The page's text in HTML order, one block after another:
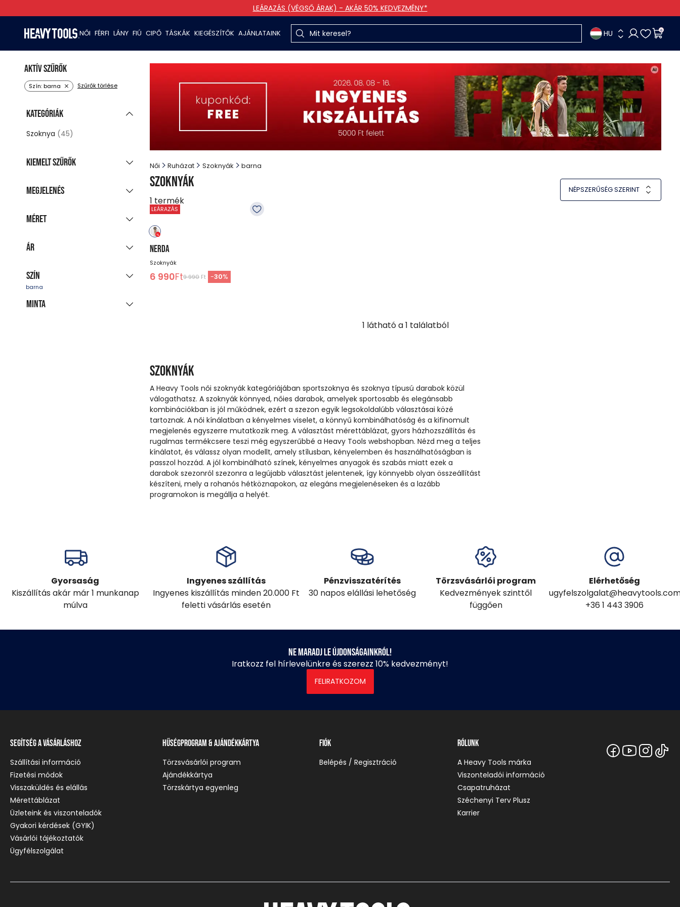
LEÁRAZÁS (VÉGSŐ ÁRAK) - AKÁR 50% KEDVEZMÉNY*
NŐI FÉRFI LÁNY FIÚ CIPŐ TÁSKÁK KIEGÉSZÍTŐK AJÁNLATAINK HU 0
Női Ruházat Szoknyák barna
Szoknyák
1 termék
NÉPSZERŰSÉG SZERINT
LEÁRAZÁS
NERDA
Szoknyák
6 990Ft9 990 Ft -30%
1 látható a1 találatból
Szoknyák
A Heavy Tools női szoknyák kategóriájában sportszoknya és szoknya típusú darabok közül
válogathatsz. A szoknyák könnyed, nőies darabok, amelyek sportosabb és elegánsabb
kombinációkban is jól működnek, ezért a szezon egyik legsokoldalúbb választásai közé
tartoznak. A női kínálatban a kényelmes viselet, a könnyű kombinálhatóság és a kifinomult
megjelenés egyszerre mutatkozik meg. A választást mérettáblázat, gyors házhozszállítás és
rugalmas termékcsere teszi még egyszerűbbé a Heavy Tools webshopban. Nézd meg a teljes
kínálatot, és válassz olyan modellt, amely stílusban, kényelemben és használhatóságban is
passzol hozzád. A jól kombinálható színek, kényelmes anyagok és szabás miatt ezek a
darabok szezonról szezonra a legújabb választást jelentenek, így könnyebb olyan összeállítást
készíteni, mely a rohanós hétköznapokon, az elegáns megjelenéseken és a lazább
programokon is megállja a helyét.
Aktív szűrők
Szín: barna Szűrők törlése
Kategóriák
Szoknya (45)
Kiemelt szűrők
Utolsó darabok
Megjelenés
megjelenítés
Méret
XS
Ár
Szín
kék
Minta
Gyorsaság
Kiszállítás akár már 1 munkanap
múlva
Ingyenes szállítás
Ingyenes kiszállítás minden 20.000 Ft
feletti vásárlás esetén
Pénzvisszatérítés
30 napos elállási lehetőség
Törzsvásárlói program
Kedvezmények szinttől
függően
Elérhetőség
+36 1 443 3906
Ne maradj le újdonságainkról!
Iratkozz fel hírlevelünkre és szerezz 10% kedvezményt!
FELIRATKOZOM
Segítség a vásárláshoz
Szállítási információ
Fizetési módok
Visszaküldés és elállás
Mérettáblázat
Üzleteink és viszonteladók
Gyakori kérdések (GYIK)
Vásárlói tájékoztatók
Ügyfélszolgálat
Hűségprogram & Ajándékkártya
Törzsvásárlói program
Ajándékkártya
Törzskártya egyenleg
Fiók
Belépés / Regisztráció
Rólunk
A Heavy Tools márka
Viszonteladói információ
Csapatruházat
Széchenyi Terv Plusz
Karrier